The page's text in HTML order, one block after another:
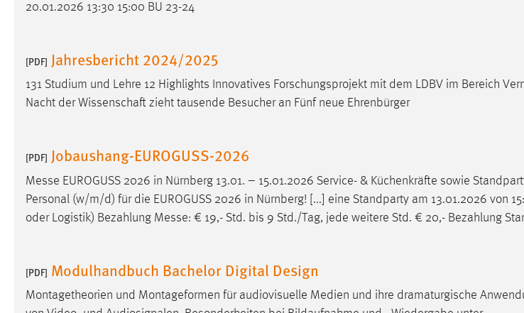
20.01.2026 13:30 15:00 BU 23-24
[PDF] Jahresbericht 2024/2025
131 Studium und Lehre 12 Highlights Innovatives Forschungsprojekt mit dem LDBV im Bereich
Nacht der Wissenschaft zieht tausende Besucher an Fünf neue Ehrenbürger
[PDF] Jobaushang-EUROGUSS-2026
Messe EUROGUSS 2026 in Nürnberg 13.01. – 15.01.2026 Service- & Küchenkräfte sowie
Personal (w/m/d) für die EUROGUSS 2026 in Nürnberg! [...] eine Standparty am 13.01.2026 von
oder Logistik) Bezahlung Messe: € 19,- Std. bis 9 Std./Tag, jede weitere Std. € 20,- Bezahlung
[PDF] Modulhandbuch Bachelor Digital Design
Montagetheorien und Montageformen für audiovisuelle Medien und ihre dramaturgische
Zweck: Conversion-Tracking
EXTERNE MEDIEN
externen Medien Cookies gesetzt.
YouTube